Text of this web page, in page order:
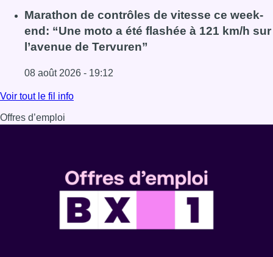
Lire l'article Au Moeraske, Bart Hanssens recense des
Marathon de contrôles de vitesse ce week-
end: “Une moto a été flashée à 121 km/h sur
l’avenue de Tervuren”
08 août 2026 - 19:12
Lire l'article Marathon de contrôles de vitesse ce week-
Voir tout le fil info
Offres d’emploi